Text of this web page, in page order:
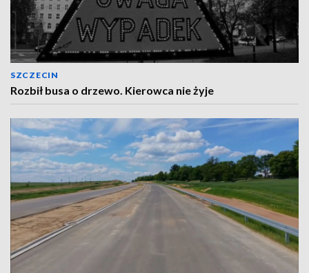
SZCZECIN
Rozbił busa o drzewo. Kierowca nie żyje